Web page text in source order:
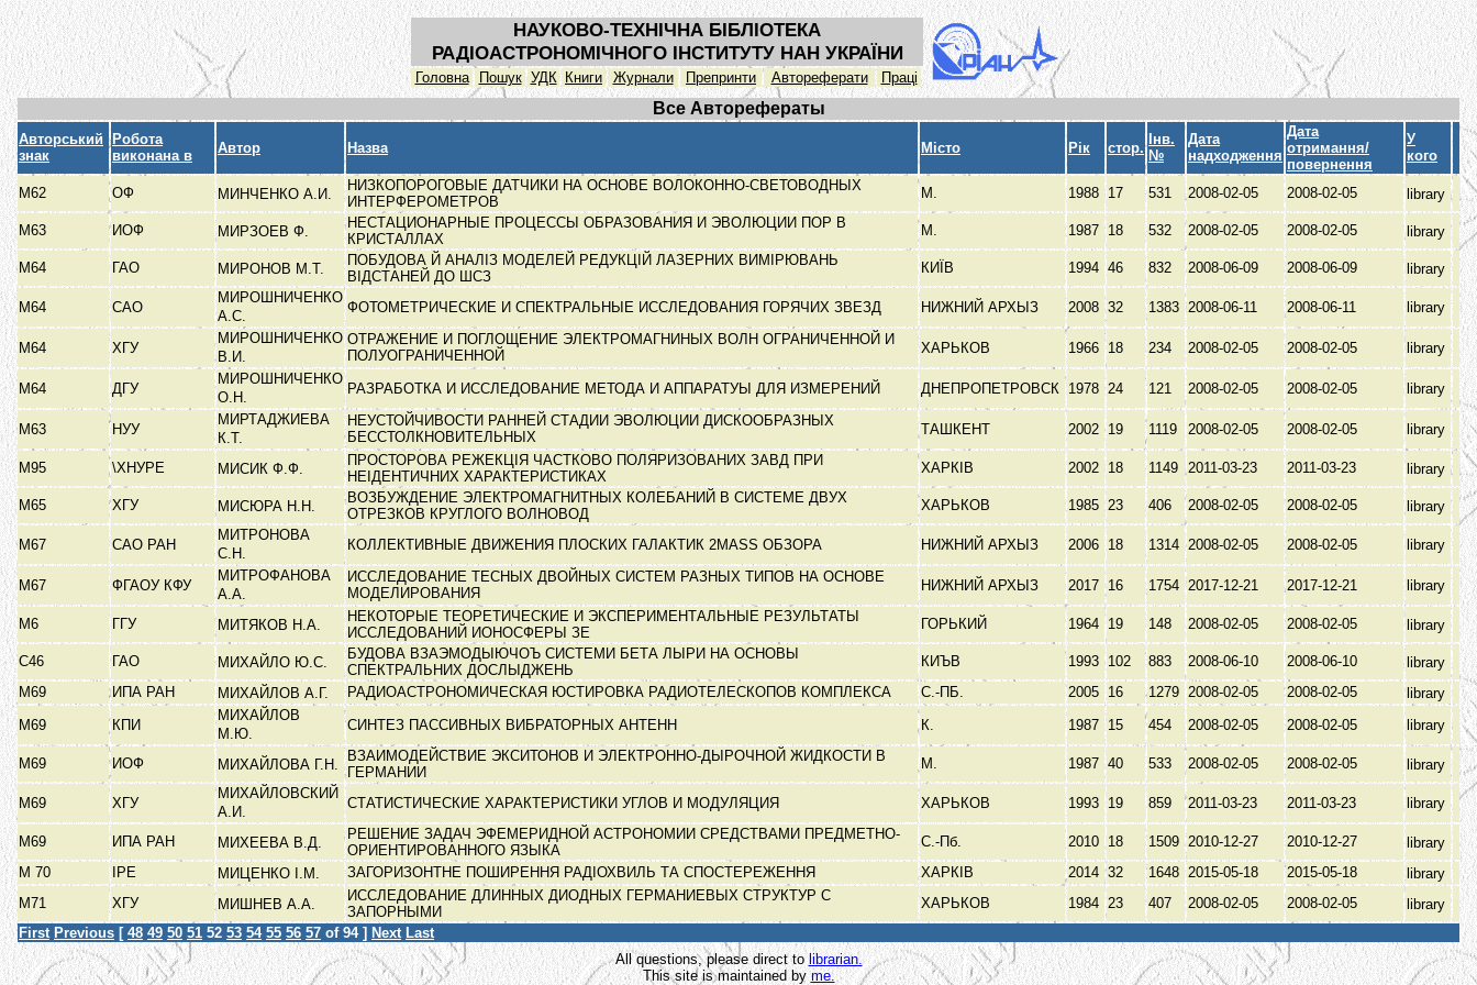
НАУКОВО-ТЕХНІЧНА БІБЛІОТЕКА
РАДІОАСТРОНОМІЧНОГО ІНСТИТУТУ НАН УКРАЇНИ
Головна Пошук УДК Книги Журнали Препринти Автореферати Праці
Все Авторефераты
Авторський
знак
Робота
виконана в
Автор Назва Місто Рік стор.
Інв.
№
Дата
надходження
Дата
отримання/
повернення
У
кого
М62 ОФ МИНЧЕНКО А.И.
НИЗКОПОРОГОВЫЕ ДАТЧИКИ НА ОСНОВЕ ВОЛОКОННО-СВЕТОВОДНЫХ
ИНТЕРФЕРОМЕТРОВ
М. 1988 17 531 2008-02-05 2008-02-05 library
М63 ИОФ МИРЗОЕВ Ф.
НЕСТАЦИОНАРНЫЕ ПРОЦЕССЫ ОБРАЗОВАНИЯ И ЭВОЛЮЦИИ ПОР В
КРИСТАЛЛАХ
М. 1987 18 532 2008-02-05 2008-02-05 library
М64 ГАО МИРОНОВ М.Т.
ПОБУДОВА Й АНАЛІЗ МОДЕЛЕЙ РЕДУКЦІЙ ЛАЗЕРНИХ ВИМІРЮВАНЬ
ВІДСТАНЕЙ ДО ШСЗ
КИЇВ 1994 46 832 2008-06-09 2008-06-09 library
М64 САО
МИРОШНИЧЕНКО
А.С.
ФОТОМЕТРИЧЕСКИЕ И СПЕКТРАЛЬНЫЕ ИССЛЕДОВАНИЯ ГОРЯЧИХ ЗВЕЗД НИЖНИЙ АРХЫЗ 2008 32 1383 2008-06-11 2008-06-11 library
М64 ХГУ
МИРОШНИЧЕНКО
В.И.
ОТРАЖЕНИЕ И ПОГЛОЩЕНИЕ ЭЛЕКТРОМАГНИНЫХ ВОЛН ОГРАНИЧЕННОЙ И
ПОЛУОГРАНИЧЕННОЙ
ХАРЬКОВ 1966 18 234 2008-02-05 2008-02-05 library
М64 ДГУ
МИРОШНИЧЕНКО
О.Н.
РАЗРАБОТКА И ИССЛЕДОВАНИЕ МЕТОДА И АППАРАТУЫ ДЛЯ ИЗМЕРЕНИЙ ДНЕПРОПЕТРОВСК 1978 24 121 2008-02-05 2008-02-05 library
М63 НУУ
МИРТАДЖИЕВА
К.Т.
НЕУСТОЙЧИВОСТИ РАННЕЙ СТАДИИ ЭВОЛЮЦИИ ДИСКООБРАЗНЫХ
БЕССТОЛКНОВИТЕЛЬНЫХ
ТАШКЕНТ 2002 19 1119 2008-02-05 2008-02-05 library
М95 \ХНУРЕ МИСИК Ф.Ф.
ПРОСТОРОВА РЕЖЕКЦІЯ ЧАСТКОВО ПОЛЯРИЗОВАНИХ ЗАВД ПРИ
НЕІДЕНТИЧНИХ ХАРАКТЕРИСТИКАХ
ХАРКІВ 2002 18 1149 2011-03-23 2011-03-23 library
М65 ХГУ МИСЮРА Н.Н.
ВОЗБУЖДЕНИЕ ЭЛЕКТРОМАГНИТНЫХ КОЛЕБАНИЙ В СИСТЕМЕ ДВУХ
ОТРЕЗКОВ КРУГЛОГО ВОЛНОВОД
ХАРЬКОВ 1985 23 406 2008-02-05 2008-02-05 library
М67 САО РАН
МИТРОНОВА
С.Н.
КОЛЛЕКТИВНЫЕ ДВИЖЕНИЯ ПЛОСКИХ ГАЛАКТИК 2МАSS ОБЗОРА НИЖНИЙ АРХЫЗ 2006 18 1314 2008-02-05 2008-02-05 library
М67 ФГАОУ КФУ
МИТРОФАНОВА
А.А.
ИССЛЕДОВАНИЕ ТЕСНЫХ ДВОЙНЫХ СИСТЕМ РАЗНЫХ ТИПОВ НА ОСНОВЕ
МОДЕЛИРОВАНИЯ
НИЖНИЙ АРХЫЗ 2017 16 1754 2017-12-21 2017-12-21 library
М6 ГГУ МИТЯКОВ Н.А.
НЕКОТОРЫЕ ТЕОРЕТИЧЕСКИЕ И ЭКСПЕРИМЕНТАЛЬНЫЕ РЕЗУЛЬТАТЫ
ИССЛЕДОВАНИЙ ИОНОСФЕРЫ ЗЕ
ГОРЬКИЙ 1964 19 148 2008-02-05 2008-02-05 library
С46 ГАО МИХАЙЛО Ю.С.
БУДОВА ВЗАЭМОДЫЮЧОЪ СИСТЕМИ БЕТА ЛЫРИ НА ОСНОВЫ
СПЕКТРАЛЬНИХ ДОСЛЫДЖЕНЬ
КИЪВ 1993 102 883 2008-06-10 2008-06-10
library
М69
ИПА РАН МИХАЙЛОВ А.Г. РАДИОАСТРОНОМИЧЕСКАЯ ЮСТИРОВКА РАДИОТЕЛЕСКОПОВ КОМПЛЕКСА С.-ПБ. 2005 16 1279 2008-02-05 2008-02-05
library
М69
КПИ
МИХАЙЛОВ
М.Ю.
СИНТЕЗ ПАССИВНЫХ ВИБРАТОРНЫХ АНТЕНН К. 1987 15 454 2008-02-05 2008-02-05 library
М69 ИОФ МИХАЙЛОВА Г.Н.
ВЗАИМОДЕЙСТВИЕ ЭКСИТОНОВ И ЭЛЕКТРОННО-ДЫРОЧНОЙ ЖИДКОСТИ В
ГЕРМАНИИ
М. 1987 40 533 2008-02-05 2008-02-05 library
М69 ХГУ
МИХАЙЛОВСКИЙ
А.И.
СТАТИСТИЧЕСКИЕ ХАРАКТЕРИСТИКИ УГЛОВ И МОДУЛЯЦИЯ ХАРЬКОВ 1993 19 859 2011-03-23 2011-03-23 library
М69 ИПА РАН МИХЕЕВА В.Д.
РЕШЕНИЕ ЗАДАЧ ЭФЕМЕРИДНОЙ АСТРОНОМИИ СРЕДСТВАМИ ПРЕДМЕТНО-
ОРИЕНТИРОВАННОГО ЯЗЫКА
С.-Пб. 2010 18 1509 2010-12-27 2010-12-27
library
М 70
ІРЕ МИЦЕНКО І.М. ЗАГОРИЗОНТНЕ ПОШИРЕННЯ РАДІОХВИЛЬ ТА СПОСТЕРЕЖЕННЯ ХАРКІВ 2014 32 1648 2015-05-18 2015-05-18
library
М71
ХГУ МИШНЕВ А.А.
ИССЛЕДОВАНИЕ ДЛИННЫХ ДИОДНЫХ ГЕРМАНИЕВЫХ СТРУКТУР С
ЗАПОРНЫМИ
ХАРЬКОВ 1984 23 407 2008-02-05 2008-02-05
library
First Previous [ 48 49 50 51 52 53 54 55 56 57 of 94 ] Next Last
All questions, please direct to librarian.
This site is maintained byme.